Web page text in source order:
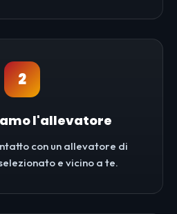
2
l'allevatore
con un allevatore di
e vicino a te.